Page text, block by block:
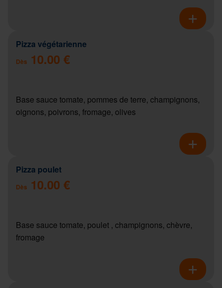
Pizza végétarienne
Dès 10.00 €
Base sauce tomate, pommes de terre, champignons,
oignons, poivrons, fromage, olives
Pizza poulet
Dès 10.00 €
Base sauce tomate, poulet , champignons, chèvre,
fromage